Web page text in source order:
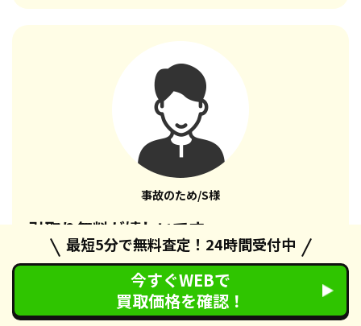
事故のため/S様
引取り無料が嬉しいです
回答日時 2022/12/12
オペレーターの方々の対応も良く金額もすぐに出して頂き、
車の引き取りもどこでも取りに行ってくださると言って頂き
最短5分で無料査定！24時間受付中
今すぐWEBで
買取価格を確認！